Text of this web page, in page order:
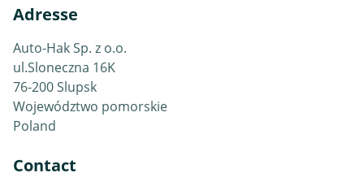
Adresse
Auto-Hak Sp. z o.o.
ul.Sloneczna 16K
76-200 Slupsk
Województwo pomorskie
Poland
Contact